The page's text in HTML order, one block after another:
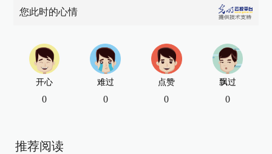
您此时的心情
开心
0
难过
0
点赞
0
飘过
0
推荐阅读